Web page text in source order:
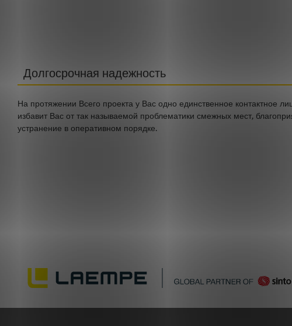
Долгосрочная надежность
На протяжении Всего проекта у Вас одно единственное контактное
избавит Вас от так называемой проблематики смежных мест,
устранение в оперативном порядке.